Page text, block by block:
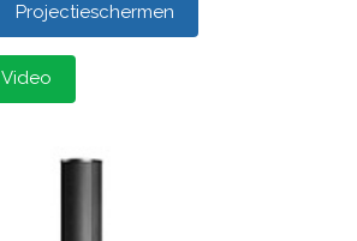
Projectieschermen
Video